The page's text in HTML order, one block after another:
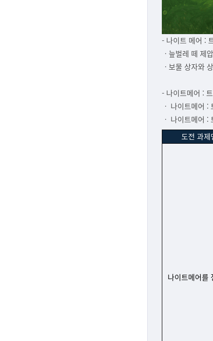
- 나이트 메어 :
ㆍ늪벌레 떼 제
ㆍ보물 상자와
- 나이트메어 :
ㆍ 나이트메어
ㆍ 나이트메어
도전 과제
나이트메어를